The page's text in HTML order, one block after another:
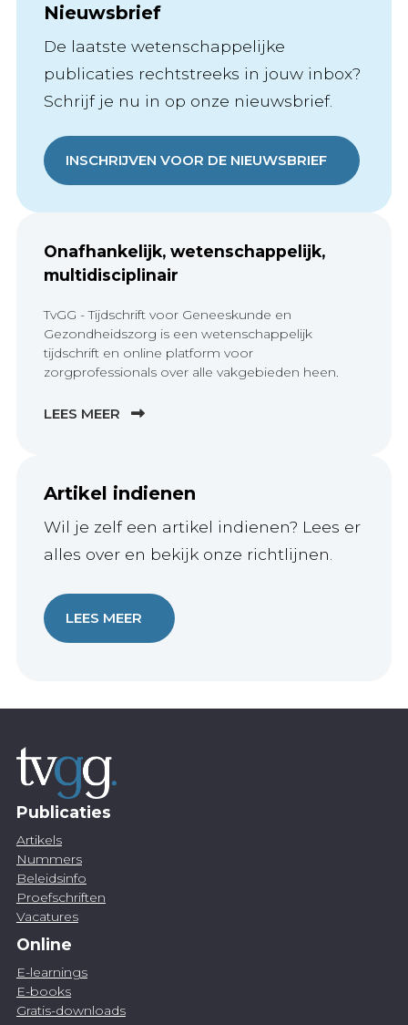
Nieuwsbrief
De laatste wetenschappelijke
publicaties rechtstreeks in jouw inbox?
Schrijf je nu in op onze nieuwsbrief.
INSCHRIJVEN VOOR DE NIEUWSBRIEF
Onafhankelijk, wetenschappelijk,
multidisciplinair
TvGG - Tijdschrift voor Geneeskunde en
Gezondheidszorg is een wetenschappelijk
tijdschrift en online platform voor
zorgprofessionals over alle vakgebieden heen.
LEES MEER
Artikel indienen
Wil je zelf een artikel indienen? Lees er
alles over en bekijk onze richtlijnen.
LEES MEER
Publicaties
Artikels
Nummers
Beleidsinfo
Proefschriften
Vacatures
Online
E-learnings
E-books
Gratis-downloads